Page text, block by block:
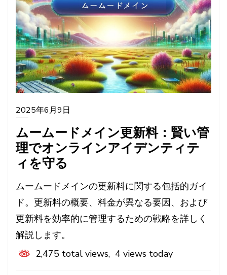
2025年6月9日
ムームードメイン更新料：賢い管
理でオンラインアイデンティテ
ィを守る
ムームードメインの更新料に関する包括的ガイ
ド。更新料の概要、料金が異なる要因、および
更新料を効率的に管理するための戦略を詳しく
解説します。
2,475 total views, 4 views today